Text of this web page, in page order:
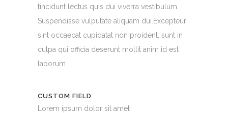
tincidunt lectus quis dui viverra vestibulum.
Suspendisse vulputate aliquam dui.Excepteur
sint occaecat cupidatat non proident, sunt in
culpa qui officia deserunt mollit anim id est
laborum
CUSTOM FIELD
Lorem ipsum dolor sit amet